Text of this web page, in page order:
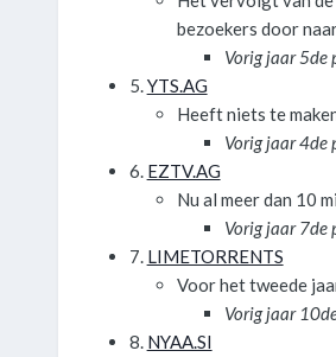
bezoekers door
Vorig jaar 5de
5. YTS.AG
Heeft niets te
Vorig jaar 4de
6. EZTV.AG
Nu al meer dan 10
Vorig jaar 7de
7. LIMETORRENTS
Voor het tweede
Vorig jaar
8. NYAA.SI